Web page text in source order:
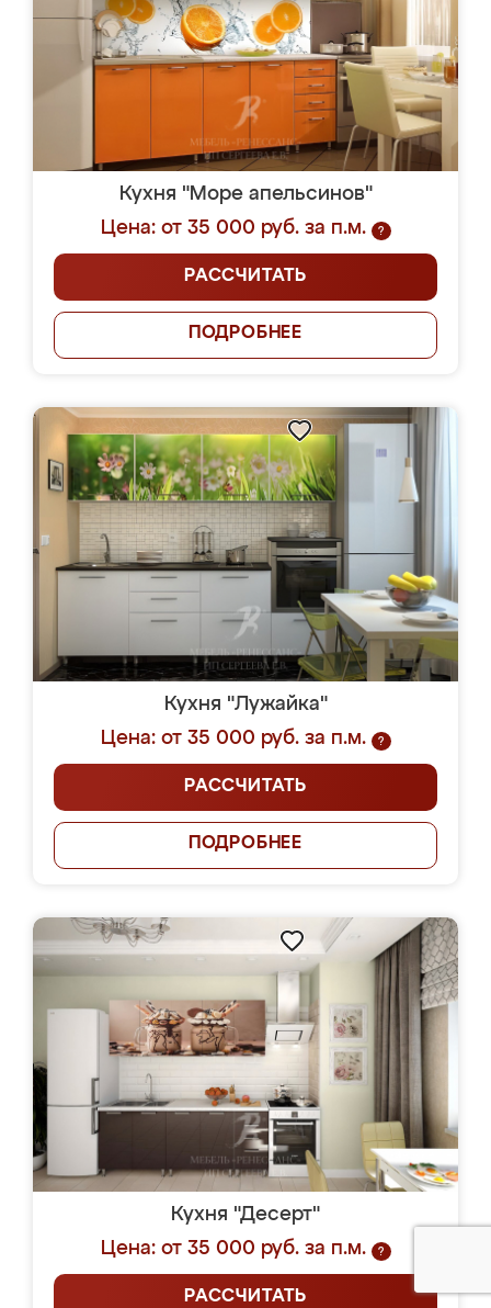
Кухня "Море апельсинов"
Цена: от 35 000 руб. за п.м.
?
РАССЧИТАТЬ
ПОДРОБНЕЕ
Кухня "Лужайка"
Цена: от 35 000 руб. за п.м.
?
РАССЧИТАТЬ
ПОДРОБНЕЕ
Кухня "Десерт"
Цена: от 35 000 руб. за п.м.
?
РАССЧИТАТЬ